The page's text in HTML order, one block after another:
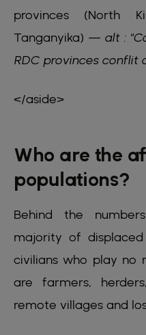
provinces (North
Tanganyika) — alt :
RDC provinces conflit
</aside>
Who are the
populations?
Behind the
majority of
civilians who play no
are farmers,
remote villages and